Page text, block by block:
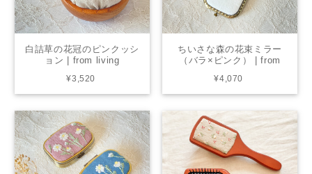
白詰草の花冠のピンクッシ
ョン | from living
¥3,520
ちいさな森の花束ミラー
（バラ×ピンク） | from
¥4,070